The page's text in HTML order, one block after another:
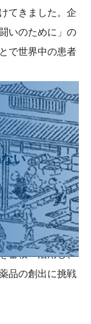
てきました。企
いのために」の
で世界中の患者
い
薬方針に掲げ、
れも治療法が限
点を置いて研究
蓄積・活用し、
品の創出に挑戦